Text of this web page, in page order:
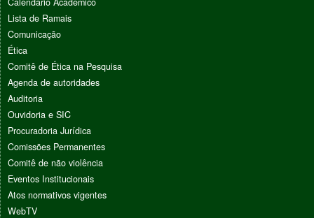
Lista de Ramais
Comunicação
Ética
Comitê de Ética na Pesquisa
Agenda de autoridades
Auditoria
Ouvidoria e SIC
Procuradoria Jurídica
Comissões Permanentes
Comitê de não violência
Eventos Institucionais
Atos normativos vigentes
WebTV